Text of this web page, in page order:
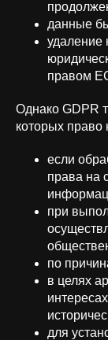
данные
удаление
правом
Однако GDPR
которых право
если
права на
при
по
в целях
для